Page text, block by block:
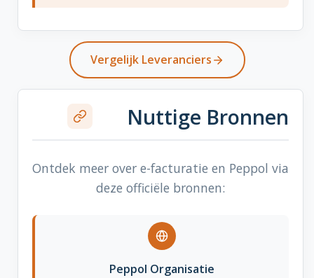
Vergelijk Leveranciers
Nuttige Bronnen
Ontdek meer over e-facturatie en Peppol via
deze officiële bronnen:
Peppol Organisatie